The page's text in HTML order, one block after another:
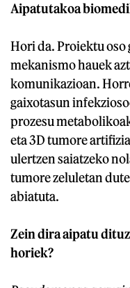
Aipatutakoa
Hori da. Proiektu oso
mekanismo hauek
komunikazioan.
gaixotasun
prozesu
eta 3D tumore
ulertzen saiatzeko
tumore zeluletan
abiatuta.
Zein dira aipatu
horiek?